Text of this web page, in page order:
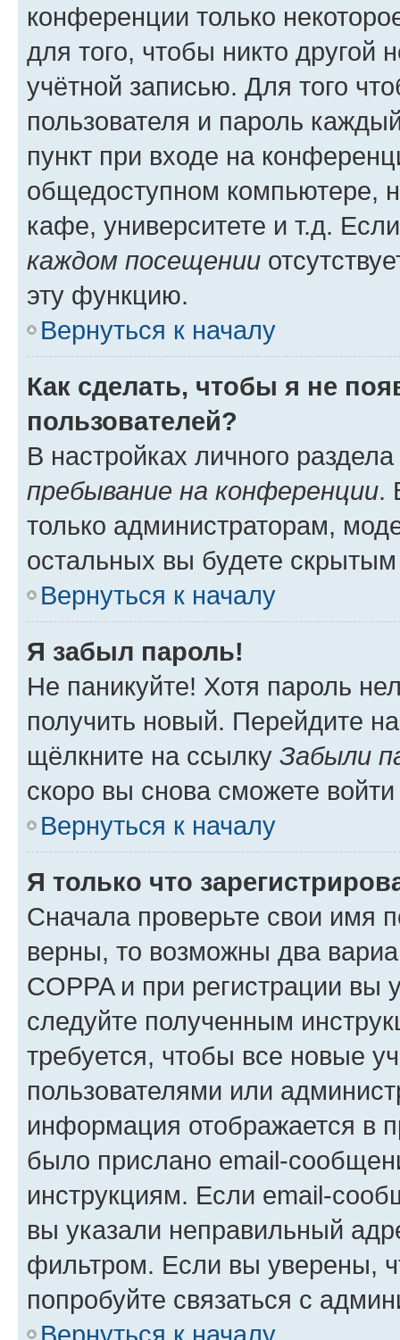
конференции только
для того, чтобы никто другой
учётной записью. Для того
пользователя и пароль
пункт при входе на
общедоступном компьютере,
кафе, университете и т.д.
каждом посещении
эту функцию.
Вернуться к началу
Как сделать, чтобы я не
пользователей?
В настройках личного
пребывание на конференции.
только администраторам,
остальных вы будете
Вернуться к началу
Я забыл пароль!
Не паникуйте! Хотя пароль
получить новый. Перейдите
щёлкните на ссылку Забыли
скоро вы снова сможете
Вернуться к началу
Я только что
Сначала проверьте свои имя
верны, то возможны два
COPPA и при регистрации вы
следуйте полученным
требуется, чтобы все новые
пользователями или
информация отображается в
было прислано email-
инструкциям. Если email-
вы указали неправильный
фильтром. Если вы уверены,
попробуйте связаться с
Вернуться к началу